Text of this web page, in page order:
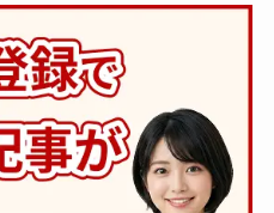
節約。」が親の相続につい
て400名を対象に意識調査
を実施～Sasuke Financial
Lab～ 一般公開